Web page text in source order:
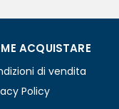
ACQUISTARE
di vendita
Policy